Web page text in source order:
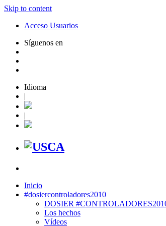
Skip to content
Acceso Usuarios
Síguenos en
Idioma
|
|
Inicio
#dosiercontroladores2010
DOSIER
Los hechos
Vídeos